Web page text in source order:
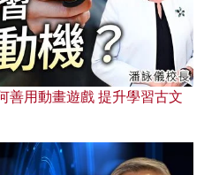
善用動畫遊戲 提升學習古文